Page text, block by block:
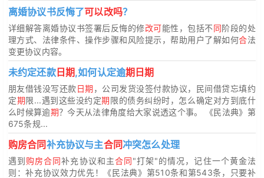
离婚协议书反悔了可以改吗？
详细解答离婚协议书签署后反悔的修改可能性，包括不同阶段的处
理方式、法律条件、操作步骤和风险提示，帮助用户了解如何合法
变更协议内容。
未约定还款日期,如何认定逾期日期
朋友借钱没写还款日期 ，公司发货没签付款协议，民间借贷忘填约
定期限...遇到这些没约定期限的债务纠纷时，怎么确定对方到底什
么时候算逾期？今天从法律角度给大家说透这个事。 《民法典》第
675条规...
购房合同补充协议与主合同冲突怎么处理
遇到购房合同补充协议和主合同"打架"的情况，记住一个黄金法
则：补充协议效力优先！《民法典》第510条和第543条，只要补